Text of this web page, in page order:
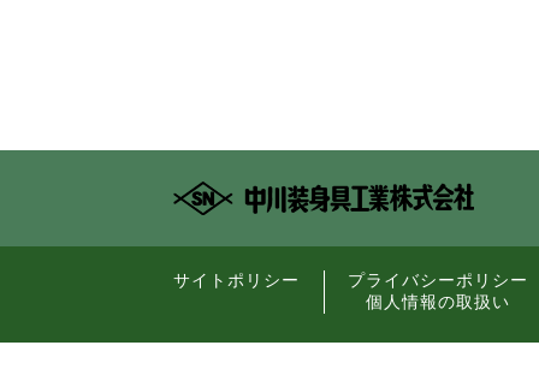
サイトポリシー
プライバシーポリシー
個人情報の取扱い